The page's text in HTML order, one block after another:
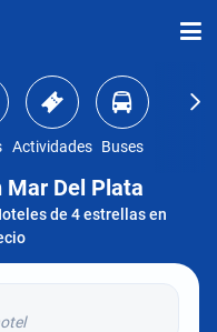
Actividades Buses
Mar Del Plata
de 4 estrellas en